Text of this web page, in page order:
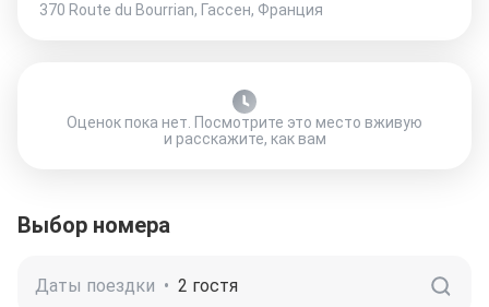
370 Route du Bourrian, Гассен, Франция
Оценок пока нет. Посмотрите это место вживую
и расскажите, как вам
Выбор номера
Даты поездки • 2 гостя